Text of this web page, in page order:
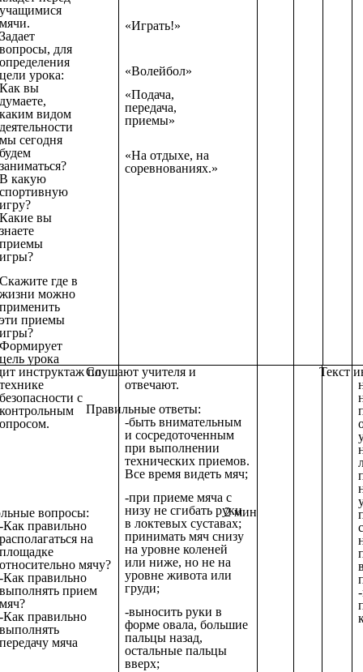
учащимися
мячи.
Задает
вопросы, для
определения
цели урока:
Как вы
думаете,
каким видом
деятельности
мы сегодня
будем
заниматься?
В какую
спортивную
игру?
Какие вы
знаете
приемы
игры?
Скажите где в
жизни можно
применить
эти приемы
игры?
Формирует
цель урока
«Играть!»
«Волейбол»
«Подача,
передача,
приемы»
«На отдыхе, на
соревнованиях.»
инструктаж по
технике
безопасности с
контрольным
опросом.
вопросы:
-Как правильно
располагаться на
площадке
относительно мячу?
-Как правильно
выполнять прием
мяч?
-Как правильно
выполнять
передачу мяча
Слушают учителя и
отвечают.
Правильные ответы:
-быть внимательным
и сосредоточенным
при выполнении
технических приемов.
Все время видеть мяч;
-при приеме мяча с
низу не сгибать руки
в локтевых суставах;
принимать мяч снизу
на уровне коленей
или ниже, но не на
уровне живота или
груди;
-выносить руки в
форме овала, большие
пальцы назад,
остальные пальцы
вверх;
2 мин
Текст